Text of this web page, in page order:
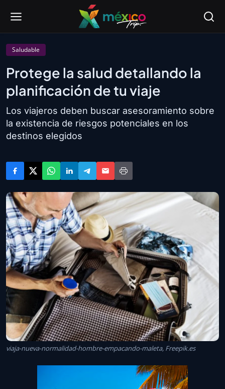
Saludable
Protege la salud detallando la
planificación de tu viaje
Los viajeros deben buscar asesoramiento sobre
la existencia de riesgos potenciales en los
destinos elegidos
viaja-nueva-normalidad-hombre-empacando-maleta, Freepik.es